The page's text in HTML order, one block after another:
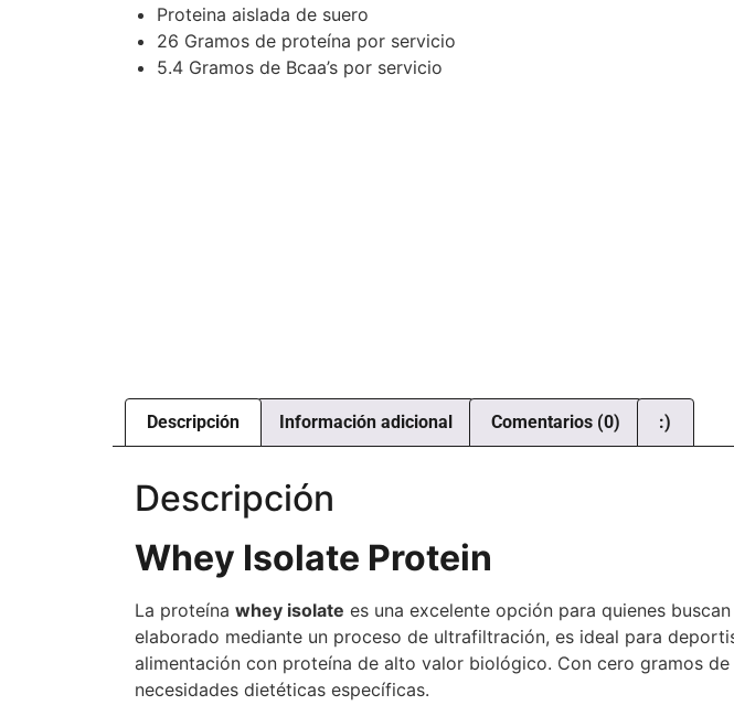
Proteina aislada de suero
26 Gramos de proteína por servicio
5.4 Gramos de Bcaa’s por servicio
Descripción Información adicional Comentarios (0) :)
Descripción
Whey Isolate Protein
La proteína whey isolate es una excelente opción para quienes
elaborado mediante un proceso de ultrafiltración, es ideal para
alimentación con proteína de alto valor biológico. Con cero gramos de
necesidades dietéticas específicas.